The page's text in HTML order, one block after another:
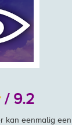
/ 9.2
kan eenmalig